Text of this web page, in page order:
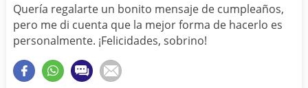
Quería regalarte un bonito mensaje de cumpleaños,
pero me di cuenta que la mejor forma de hacerlo es
personalmente. ¡Felicidades, sobrino!